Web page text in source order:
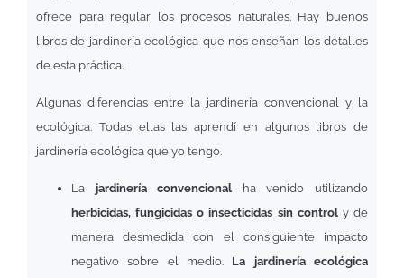
ofrece para regular los procesos naturales. Hay buenos
libros de jardinería ecológica que nos enseñan los detalles
de esta práctica.
Algunas diferencias entre la jardinería convencional y la
ecológica. Todas ellas las aprendí en algunos libros de
jardinería ecológica que yo tengo.
La jardinería convencional
ha venido utilizando
herbicidas, fungicidas o insecticidas sin controly de
manera desmedida con el consiguiente impacto
negativo sobre el medio. La jardinería ecológica